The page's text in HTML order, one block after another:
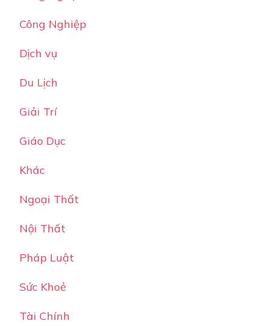
Công Nghiệp
Dịch vụ
Du Lịch
Giải Trí
Giáo Dục
Khác
Ngoại Thất
Nội Thất
Pháp Luật
Sức Khoẻ
Tài Chính